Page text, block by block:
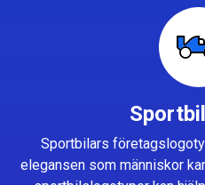
Sportbilars
elegansen som människor